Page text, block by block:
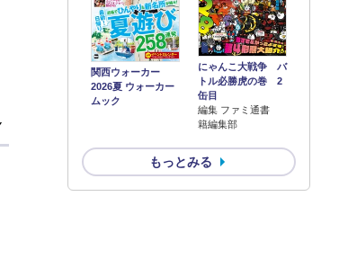
関西ウォーカー
2026夏 ウォーカー
ムック
にゃんこ大戦争 バ
トル必勝虎の巻 2
缶目
編集 ファミ通書
籍編集部
もっとみる